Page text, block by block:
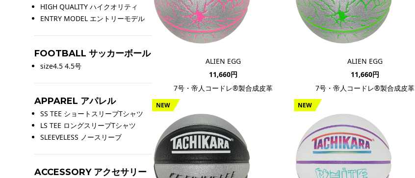
HIGH QUALITY ハイクオリティ
ENTRY MODEL エントリーモデル
FOOTBALL サッカーボール
size4.5 4.5号
APPAREL アパレル
SS TEE ショートスリーブTシャツ
LS TEE ロングスリーブTシャツ
SLEEVELESS ノースリーブ
ACCESSORY アクセサリー
ALIEN EGG
11,660円
7号・帝人コードレ®製合成皮革
ALIEN EGG
11,660円
7号・帝人コードレ®製合成皮革
NEW NEW